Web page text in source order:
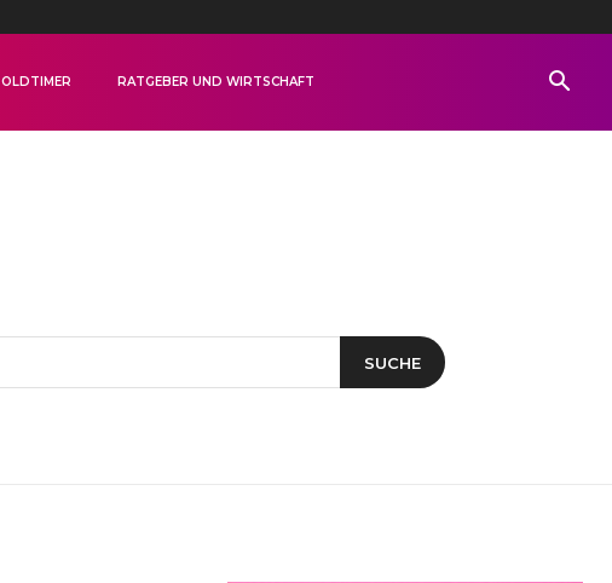
OLDTIMER RATGEBER UND WIRTSCHAFT
SUCHE